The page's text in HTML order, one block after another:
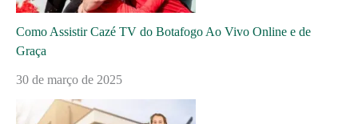
Como Assistir Cazé TV do Botafogo Ao Vivo Online e de
Graça
30 de março de 2025